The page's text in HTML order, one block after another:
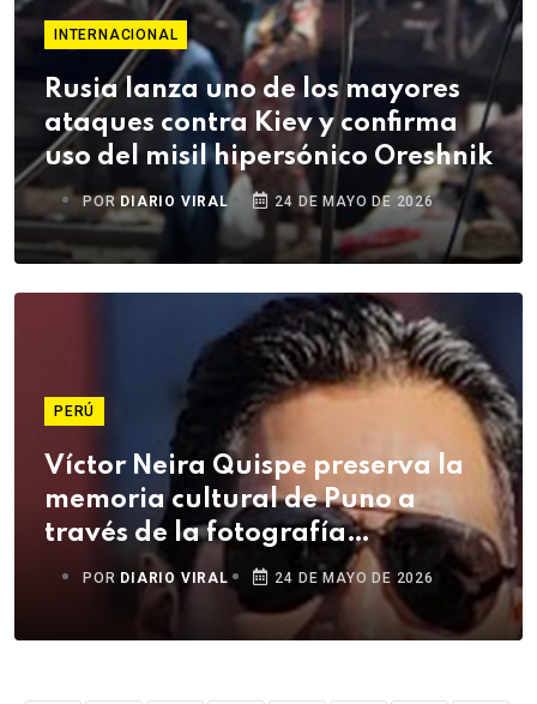
INTERNACIONAL
Rusia lanza uno de los mayores
ataques contra Kiev y confirma
uso del misil hipersónico Oreshnik
POR DIARIO VIRAL 24 DE MAYO DE 2026
PERÚ
Víctor Neira Quispe preserva la
memoria cultural de Puno a
través de la fotografía
documental
POR DIARIO VIRAL 24 DE MAYO DE 2026